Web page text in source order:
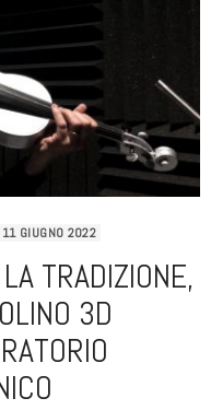
11 GIUGNO 2022
TRADIZIONE,
3D